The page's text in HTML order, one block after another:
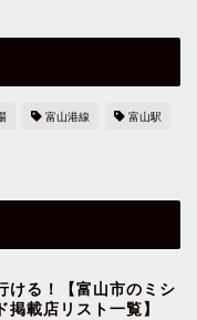
富山港線 富山駅
ける！【富山市のミシ
掲載店リスト一覧】